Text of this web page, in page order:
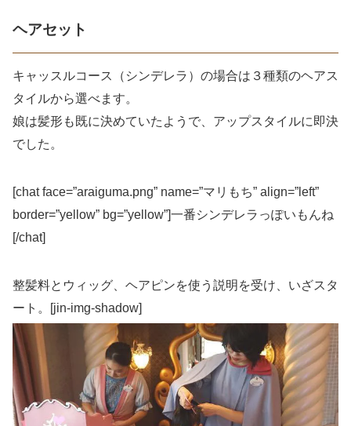
ヘアセット
キャッスルコース（シンデレラ）の場合は３種類のヘアス
タイルから選べます。
娘は髪形も既に決めていたようで、アップスタイルに即決
でした。
[chat face=”araiguma.png” name=”マリもち” align=”left”
border=”yellow” bg=”yellow”]一番シンデレラっぽいもんね
[/chat]
整髪料とウィッグ、ヘアピンを使う説明を受け、いざスタ
ート。[jin-img-shadow]